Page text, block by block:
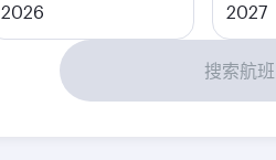
2026 2027
搜索航班